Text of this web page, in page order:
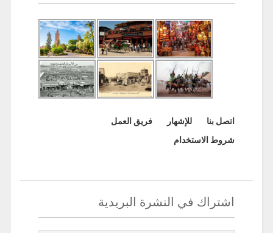
اتصل بنا للإشهار
فريق العمل
شروط الاستخدام
اشتراك في النشرة البريدية